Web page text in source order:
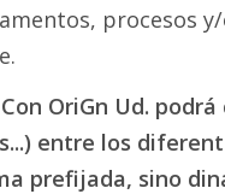
procesos
Con OriGn Ud.
entre los
prefijada, sino